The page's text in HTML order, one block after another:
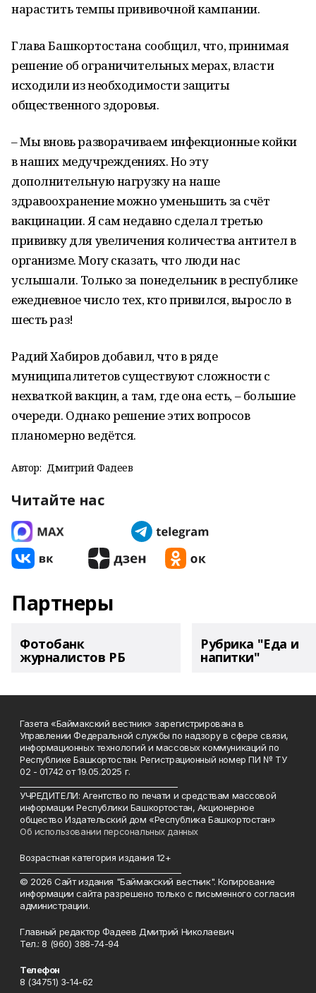
нарастить темпы прививочной кампании.
Глава Башкортостана сообщил, что, принимая
решение об ограничительных мерах, власти
исходили из необходимости защиты
общественного здоровья.
– Мы вновь разворачиваем инфекционные койки
в наших медучреждениях. Но эту
дополнительную нагрузку на наше
здравоохранение можно уменьшить за счёт
вакцинации. Я сам недавно сделал третью
прививку для увеличения количества антител в
организме. Могу сказать, что люди нас
услышали. Только за понедельник в республике
ежедневное число тех, кто привился, выросло в
шесть раз!
Радий Хабиров добавил, что в ряде
муниципалитетов существуют сложности с
нехваткой вакцин, а там, где она есть, – большие
очереди. Однако решение этих вопросов
планомерно ведётся.
Автор: Дмитрий Фадеев
Читайте нас
Партнеры
Фотобанк
журналистов РБ
Рубрика "Еда и
напитки"
Газета «Баймакский вестник» зарегистрирована в
Управлении Федеральной службы по надзору в сфере связи,
информационных технологий и массовых коммуникаций по
Республике Башкортостан. Регистрационный номер ПИ № ТУ
02 - 01742 от 19.05.2025 г.
УЧРЕДИТЕЛИ: Агентство по печати и средствам массовой
информации Республики Башкортостан, Акционерное
общество Издательский дом «Республика Башкортостан»
Об использовании персональных данных
Возрастная категория издания 12+
© 2026 Сайт издания "Баймакский вестник". Копирование
информации сайта разрешено только с письменного согласия
администрации.
Главный редактор Фадеев Дмитрий Николаевич
Тел.: 8 (960) 388-74-94
Телефон
8 (34751) 3-14-62